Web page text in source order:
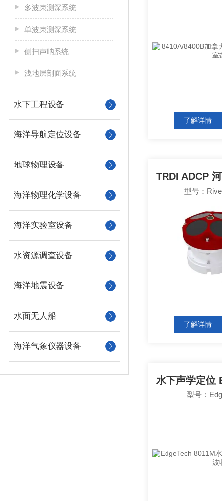
多波束测深系统
单波束测深系统
侧扫声呐系统
浅地层剖面系统
水下工程设备
海洋导航定位设备
地球物理设备
海洋物理化学设备
海洋实验室设备
水资源调查设备
海洋地震设备
水面无人船
海洋气象仪器设备
了解详情
型号：
了解详情
型号：